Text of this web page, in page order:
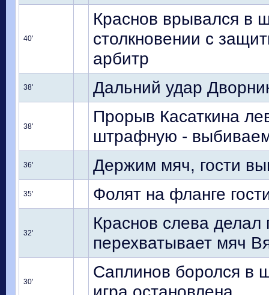
40'
Краснов врывался в
столкновении с
арбитр
38' Дальний удар
38'
Прорыв Касаткина
штрафную -
36' Держим мяч, гости
35' Фолят на фланге
32'
Краснов слева
перехватывает мяч
30'
Саплинов боролся в